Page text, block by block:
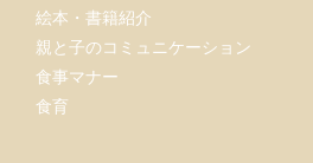
絵本・書籍紹介
親と子のコミュニケーション
食事マナー
食育